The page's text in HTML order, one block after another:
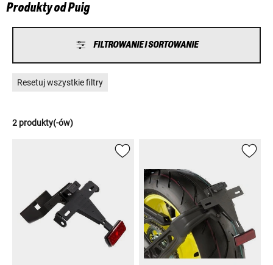
Produkty od Puig
FILTROWANIE I SORTOWANIE
Resetuj wszystkie filtry
2 produkty(-ów)